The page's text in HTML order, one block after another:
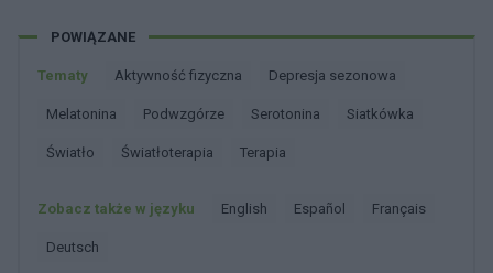
POWIĄZANE
Tematy Aktywność fizyczna Depresja sezonowa
Melatonina Podwzgórze Serotonina Siatkówka
światło światłoterapia Terapia
Zobacz także w języku english español français
deutsch